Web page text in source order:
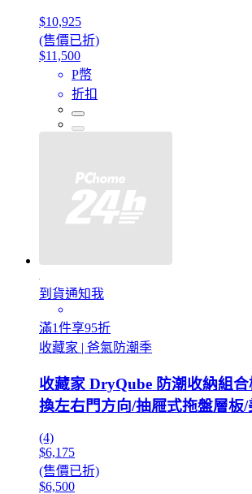
$10,925
(售價已折)
$11,500
P幣
折扣
到貨通知我
滿1件享95折
收藏家 | 爸氣防潮季
收藏家 DryQube 防潮收納組
換左右門方向/抽屜式拖盤層板
(4)
$6,175
(售價已折)
$6,500